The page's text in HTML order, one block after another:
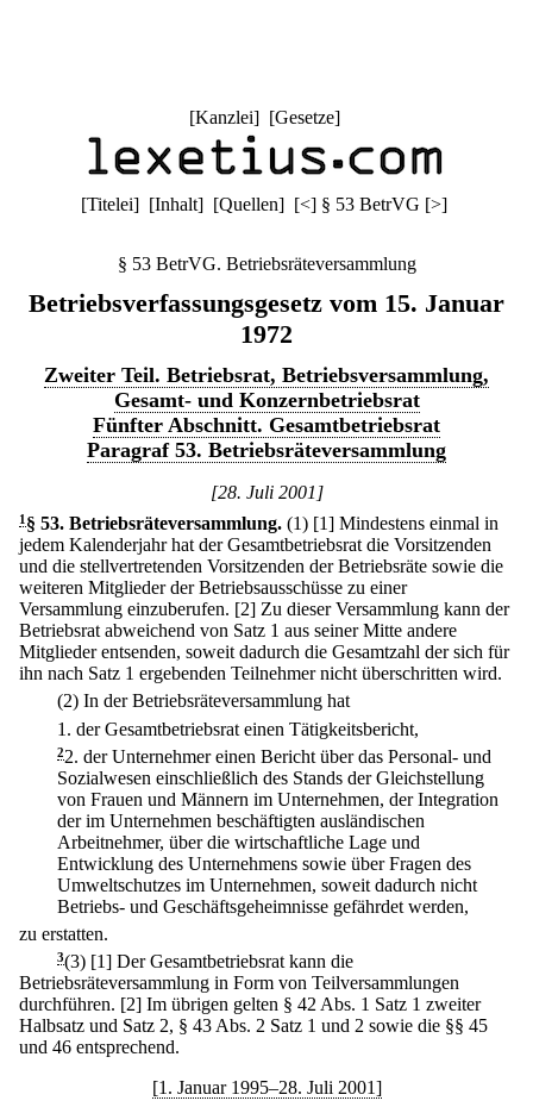
[Kanzlei] [Gesetze]
[Titelei] [Inhalt] [Quellen] [<] § 53 BetrVG [>]
§ 53 BetrVG. Betriebsräteversammlung
Betriebsverfassungsgesetz vom 15. Januar
1972
Zweiter Teil. Betriebsrat, Betriebsversammlung,
Gesamt- und Konzernbetriebsrat
Fünfter Abschnitt. Gesamtbetriebsrat
Paragraf 53. Betriebsräteversammlung
[28. Juli 2001]
1 § 53. Betriebsräteversammlung. (1) [1] Mindestens einmal in
jedem Kalenderjahr hat der Gesamtbetriebsrat die Vorsitzenden
und die stellvertretenden Vorsitzenden der Betriebsräte sowie die
weiteren Mitglieder der Betriebsausschüsse zu einer
Versammlung einzuberufen. [2] Zu dieser Versammlung kann der
Betriebsrat abweichend von Satz 1 aus seiner Mitte andere
Mitglieder entsenden, soweit dadurch die Gesamtzahl der sich für
ihn nach Satz 1 ergebenden Teilnehmer nicht überschritten wird.
(2) In der Betriebsräteversammlung hat
1. der Gesamtbetriebsrat einen Tätigkeitsbericht,
22. der Unternehmer einen Bericht über das Personal- und
Sozialwesen einschließlich des Stands der Gleichstellung
von Frauen und Männern im Unternehmen, der Integration
der im Unternehmen beschäftigten ausländischen
Arbeitnehmer, über die wirtschaftliche Lage und
Entwicklung des Unternehmens sowie über Fragen des
Umweltschutzes im Unternehmen, soweit dadurch nicht
Betriebs- und Geschäftsgeheimnisse gefährdet werden,
zu erstatten.
3(3) [1] Der Gesamtbetriebsrat kann die
Betriebsräteversammlung in Form von Teilversammlungen
durchführen. [2] Im übrigen gelten § 42 Abs. 1 Satz 1 zweiter
Halbsatz und Satz 2, § 43 Abs. 2 Satz 1 und 2 sowie die §§ 45
und 46 entsprechend.
[1. Januar 1995–28. Juli 2001]